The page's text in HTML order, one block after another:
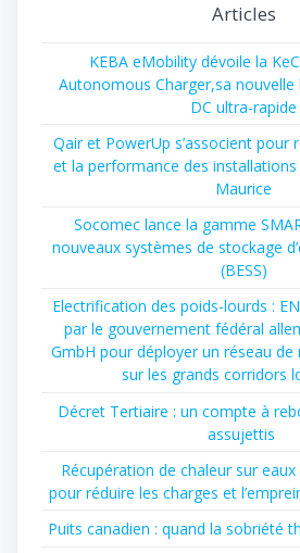
Articles
KEBA eMobility dévoile la
Autonomous Charger,sa nouvelle
DC ultra-rapide
Qair et PowerUp s’associent pour
et la performance des installations
Maurice
Socomec lance la gamme
nouveaux systèmes de stockage
(BESS)
Electrification des poids-lourds :
par le gouvernement fédéral
GmbH pour déployer un réseau
sur les grands corridors
Décret Tertiaire : un compte à
assujettis
Récupération de chaleur sur
pour réduire les charges et
Puits canadien : quand la sobriété